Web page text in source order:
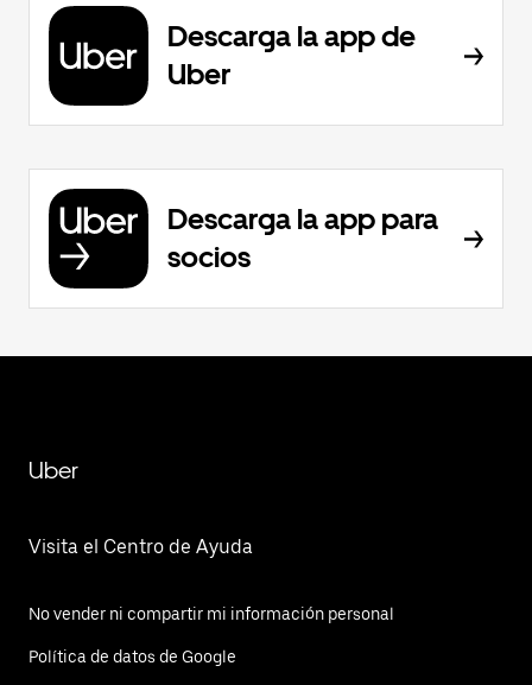
Descarga la app de
Uber
Descarga la app para
socios
Uber
Visita el Centro de Ayuda
No vender ni compartir mi información personal
Política de datos de Google